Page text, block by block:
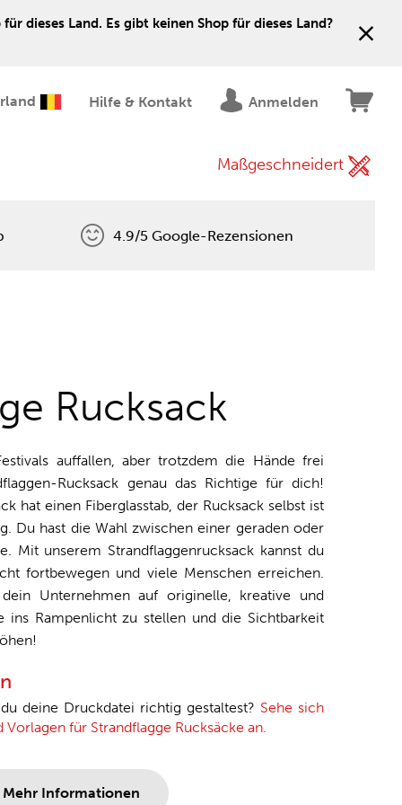
dieses Land. Es gibt keinen Shop für dieses Land?
Hilfe & Kontakt Anmelden
Maßgeschneidert
4.9/5 Google-Rezensionen
Rucksack
auffallen, aber trotzdem die Hände frei
Rucksack genau das Richtige für dich!
hat einen Fiberglasstab, der Rucksack selbst ist
Du hast die Wahl zwischen einer geraden oder
Mit unserem Strandflaggenrucksack kannst du
fortbewegen und viele Menschen erreichen.
Unternehmen auf originelle, kreative und
ins Rampenlicht zu stellen und die Sichtbarkeit
deine Druckdatei richtig gestaltest? Sehe sich
für Strandflagge Rucksäcke an.
Mehr Informationen